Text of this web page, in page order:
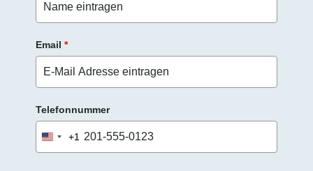
Email *
Telefonnummer
United
States
+1